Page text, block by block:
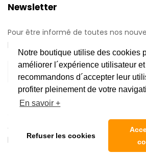
Notre boutique utilise des cookies
améliorer l´expérience utilisateur
recommandons d´accepter leur
profiter pleinement de votre
En savoir +
Refuser les cookies
Newsletter
Pour être informé de toutes nos
promotions.
Copyright © 2020 Automatic Center | Tous
|
Mentions légales